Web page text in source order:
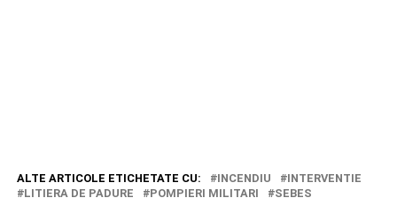
ALTE ARTICOLE ETICHETATE CU: INCENDIU
INTERVENTIE
LITIERA DE PADURE
POMPIERI MILITARI
SEBES